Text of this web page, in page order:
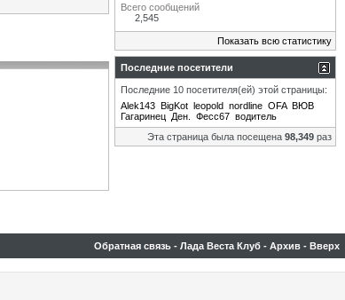
Всего сообщений
2,545
Показать всю статистику
Последние посетители
Последние 10 посетителя(ей) этой страницы:
Alek143 BigKot leopold nordline OFA ВЮВ
Гагаринец Ден. Фесс67 водитель
Эта страница была посещена 98,349 раз
Обратная связь - Лада Веста Клуб - Архив - Вверх